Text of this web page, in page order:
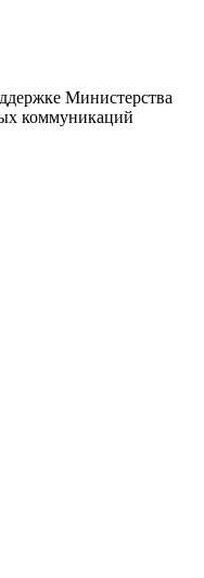
Министерства
коммуникаций